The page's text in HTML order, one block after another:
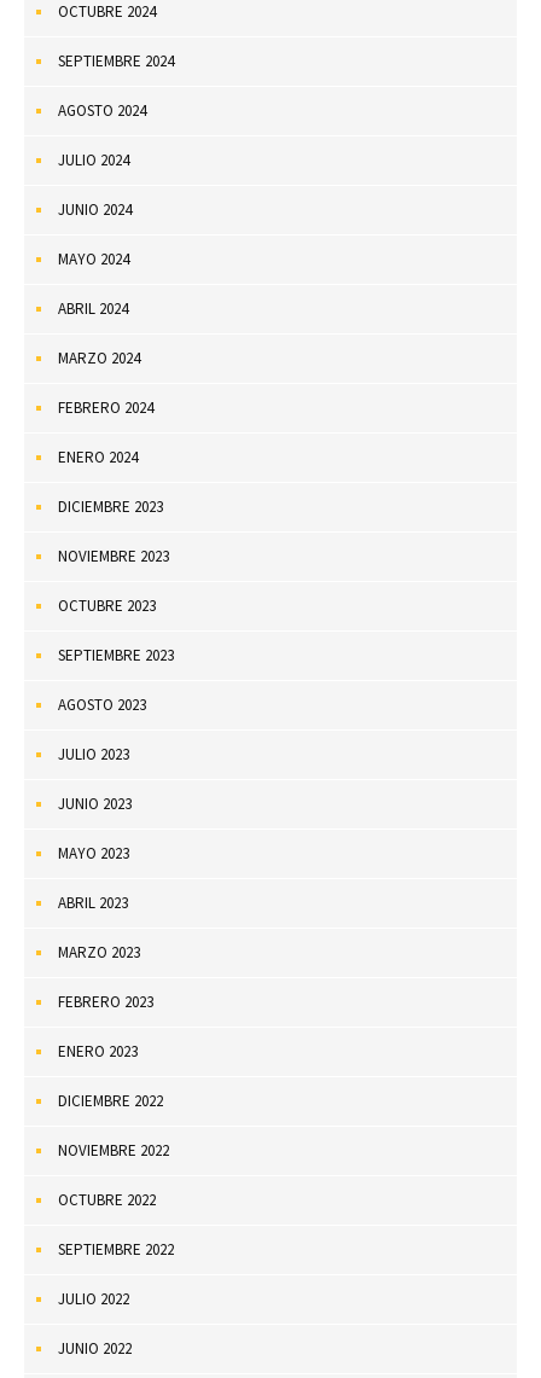
OCTUBRE 2024
SEPTIEMBRE 2024
AGOSTO 2024
JULIO 2024
JUNIO 2024
MAYO 2024
ABRIL 2024
MARZO 2024
FEBRERO 2024
ENERO 2024
DICIEMBRE 2023
NOVIEMBRE 2023
OCTUBRE 2023
SEPTIEMBRE 2023
AGOSTO 2023
JULIO 2023
JUNIO 2023
MAYO 2023
ABRIL 2023
MARZO 2023
FEBRERO 2023
ENERO 2023
DICIEMBRE 2022
NOVIEMBRE 2022
OCTUBRE 2022
SEPTIEMBRE 2022
JULIO 2022
JUNIO 2022